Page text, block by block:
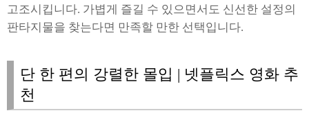
고조시킵니다. 가볍게 즐길 수 있으면서도 신선한 설정의
판타지물을 찾는다면 만족할 만한 선택입니다.
단 한 편의 강렬한 몰입 | 넷플릭스 영화 추
천